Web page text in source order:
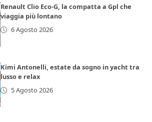
Renault Clio Eco-G, la compatta a Gpl che
viaggia più lontano
6 Agosto 2026
Kimi Antonelli, estate da sogno in yacht tra
lusso e relax
5 Agosto 2026